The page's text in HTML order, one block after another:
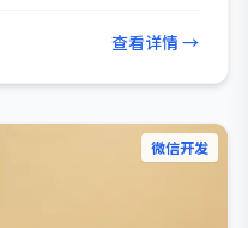
查看详情 →
微信开发